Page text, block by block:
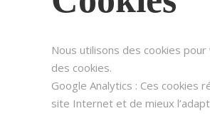
Nous utilisons des cookies
des cookies.
Google Analytics : Ces
site Internet et de mieux